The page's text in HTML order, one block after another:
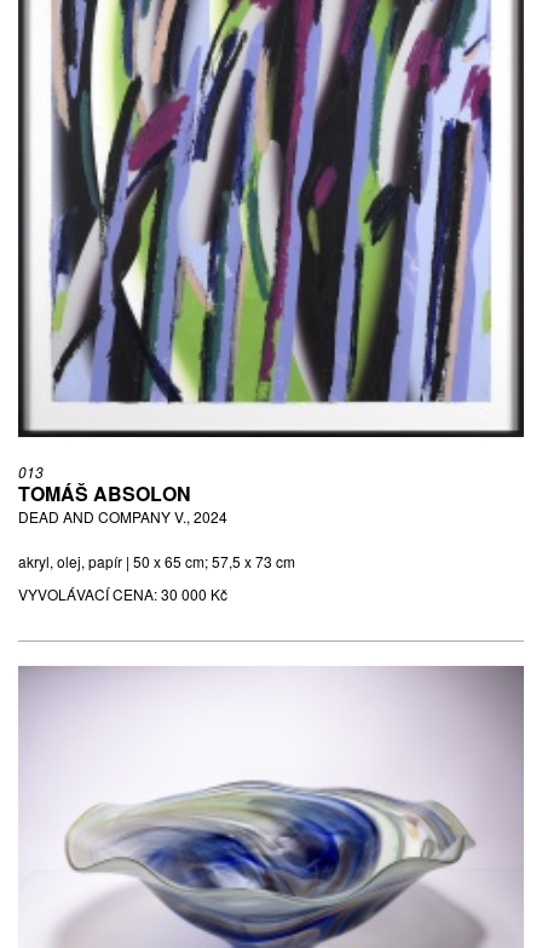
013
TOMÁŠ ABSOLON
DEAD AND COMPANY V., 2024
akryl, olej, papír | 50 x 65 cm; 57,5 x 73 cm
VYVOLÁVACÍ CENA:30 000 Kč